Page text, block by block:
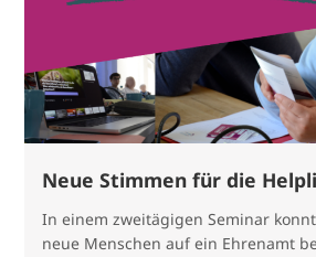
Neue Stimmen für die
In einem zweitägigen Seminar
neue Menschen auf ein Ehrenamt